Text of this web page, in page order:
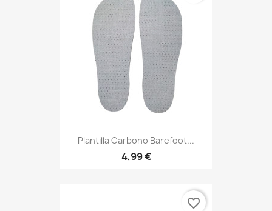
Plantilla Carbono Barefoot...
4,99 €
favorite_border